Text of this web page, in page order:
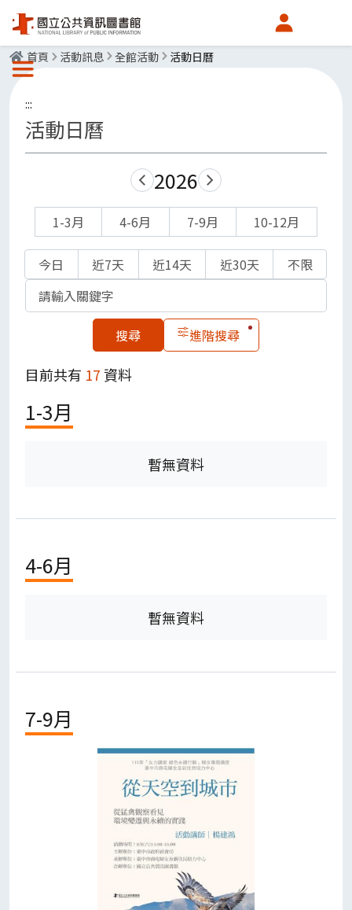
會員中心
選單按鈕
首頁 活動訊息 全館活動 活動日曆
:::
活動日曆
2025
2026 2027
1-3月 4-6月 7-9月 10-12月
今日 近7天 近14天 近30天 不限
關鍵字
進階搜尋
目前共有 17資料
1-3月
暫無資料
4-6月
暫無資料
7-9月